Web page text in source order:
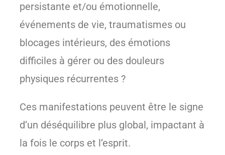
persistante et/ou émotionnelle,
événements de vie, traumatismes ou
blocages intérieurs, des émotions
difficiles à gérer ou des douleurs
physiques récurrentes ?
Ces manifestations peuvent être le signe
d’un déséquilibre plus global, impactant à
la fois le corps et l’esprit.